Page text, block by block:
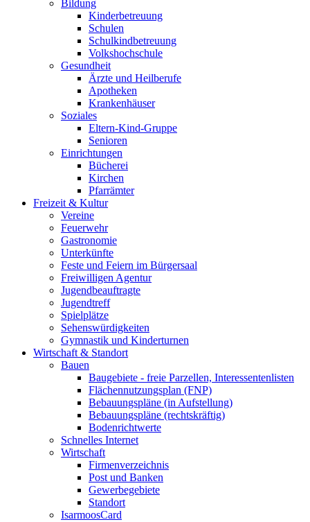
Bildung
Kinderbetreuung
Schulen
Schulkindbetreuung
Volkshochschule
Gesundheit
Ärzte und Heilberufe
Apotheken
Krankenhäuser
Soziales
Eltern-Kind-Gruppe
Senioren
Einrichtungen
Bücherei
Kirchen
Pfarrämter
Freizeit & Kultur
Vereine
Feuerwehr
Gastronomie
Unterkünfte
Feste und Feiern im Bürgersaal
Freiwilligen Agentur
Jugendbeauftragte
Jugendtreff
Spielplätze
Sehenswürdigkeiten
Gymnastik und Kinderturnen
Wirtschaft & Standort
Bauen
Baugebiete - freie Parzellen, Interessentenlisten
Flächennutzungsplan (FNP)
Bebauungspläne (in Aufstellung)
Bebauungspläne (rechtskräftig)
Bodenrichtwerte
Schnelles Internet
Wirtschaft
Firmenverzeichnis
Post und Banken
Gewerbegebiete
Standort
IsarmoosCard